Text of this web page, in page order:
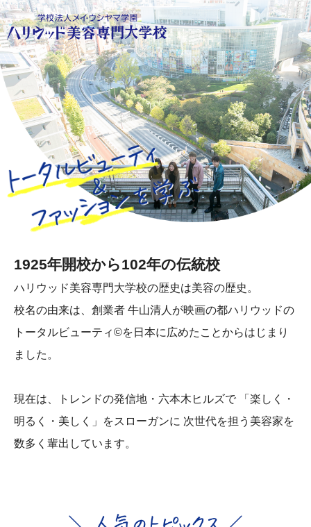
1925年開校から102年の伝統校
ハリウッド美容専門大学校の歴史は美容の歴史。
校名の由来は、創業者 牛山清人が映画の都ハリウッドの
トータルビューティ©を日本に広めたことからはじまり
ました。
現在は、トレンドの発信地・六本木ヒルズで 「楽しく・
明るく・美しく」をスローガンに 次世代を担う美容家を
数多く輩出しています。